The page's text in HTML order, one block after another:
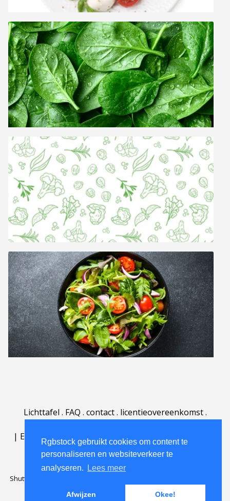
Rgbstock gebruikt cookies om content te
personaliseren en websiteverkeer te
analyseren.
Lees meer
Afwijzen Okee!
Lichttafel . FAQ . contact. licentieovereenkomst.
| English | Deutsch Español | Português
Nederlands|
Shutterstock official partner of Rgbstock
Rgbstock